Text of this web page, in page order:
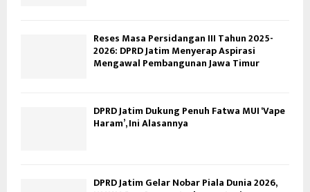
Reses Masa Persidangan III Tahun 2025-
2026: DPRD Jatim Menyerap Aspirasi
Mengawal Pembangunan Jawa Timur
DPRD Jatim Dukung Penuh Fatwa MUI ‘Vape
Haram’, Ini Alasannya
DPRD Jatim Gelar Nobar Piala Dunia 2026,